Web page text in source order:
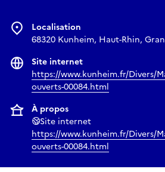
Localisation
68320 Kunheim, Haut-Rhin,
Site internet
https://www.kunheim.fr/Divers/
ouverts-00084.html
À propos
Site internet
https://www.kunheim.fr/Divers/
ouverts-00084.html